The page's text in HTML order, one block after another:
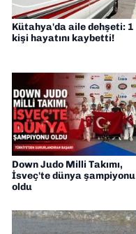
Kütahya'da aile dehşeti: 1
kişi hayatını kaybetti!
Down Judo Milli Takımı,
İsveç'te dünya şampiyonu
oldu